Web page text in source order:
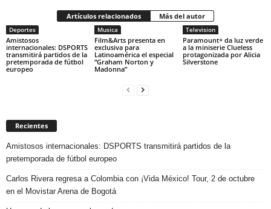
Artículos relacionados Más del autor
Deportes
Amistosos
internacionales: DSPORTS
transmitirá partidos de la
pretemporada de fútbol
europeo
Musica
Film&Arts presenta en
exclusiva para
Latinoamérica el especial
“Graham Norton y
Madonna”
Television
Paramount+ da luz verde
a la miniserie Clueless
protagonizada por Alicia
Silverstone
Recientes
Amistosos internacionales: DSPORTS transmitirá partidos de la
pretemporada de fútbol europeo
Carlos Rivera regresa a Colombia con ¡Vida México! Tour, 2 de octubre
en el Movistar Arena de Bogotá